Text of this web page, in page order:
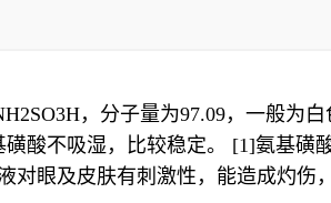
，分子量为97.09，一般为
酸不吸湿，比较稳定。 [1]氨基磺
眼及皮肤有刺激性，能造成灼伤